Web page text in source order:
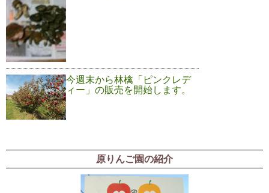
今週末から林檎「ピンクレデ
ィー」の販売を開始します。
原りんご園の紹介